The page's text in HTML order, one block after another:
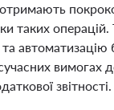
таких
автоматизацію
вимогах
звітності.